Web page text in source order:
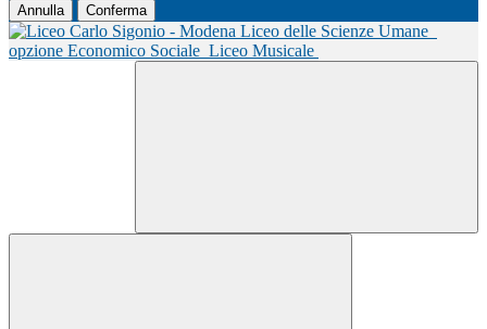
Annulla Conferma
Liceo delle Scienze Umane
opzione Economico Sociale Liceo Musicale